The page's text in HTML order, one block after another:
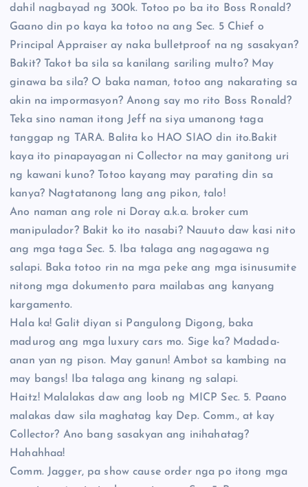
dahil nagbayad ng 300k. Totoo po ba ito Boss Ronald?
Gaano din po kaya ka totoo na ang Sec. 5 Chief o
Principal Appraiser ay naka bulletproof na ng sasakyan?
Bakit? Takot ba sila sa kanilang sariling multo? May
ginawa ba sila? O baka naman, totoo ang nakarating sa
akin na impormasyon? Anong say mo rito Boss Ronald?
Teka sino naman itong Jeff na siya umanong taga
tanggap ng TARA. Balita ko HAO SIAO din ito.Bakit
kaya ito pinapayagan ni Collector na may ganitong uri
ng kawani kuno? Totoo kayang may parating din sa
kanya? Nagtatanong lang ang pikon, talo!
Ano naman ang role ni Doray a.k.a. broker cum
manipulador? Bakit ko ito nasabi? Nauuto daw kasi nito
ang mga taga Sec. 5. Iba talaga ang nagagawa ng
salapi. Baka totoo rin na mga peke ang mga isinusumite
nitong mga dokumento para mailabas ang kanyang
kargamento.
Hala ka! Galit diyan si Pangulong Digong, baka
madurog ang mga luxury cars mo. Sige ka? Madada-
anan yan ng pison. May ganun! Ambot sa kambing na
may bangs! Iba talaga ang kinang ng salapi.
Haitz! Malalakas daw ang loob ng MICP Sec. 5. Paano
malakas daw sila maghatag kay Dep. Comm., at kay
Collector? Ano bang sasakyan ang inihahatag?
Hahahhaa!
Comm. Jagger, pa show cause order nga po itong mga